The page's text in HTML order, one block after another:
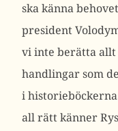
ska känna
president
vi inte berätta allt
handlingar som
i
all rätt känner